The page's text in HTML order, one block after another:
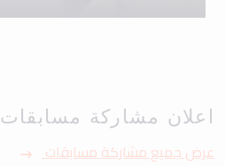
اعلان مشاركة مسابقات
عرض جميع مشاركة مسابقات